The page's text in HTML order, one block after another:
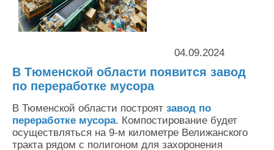
Контакты
Оставить заявку
04.09.2024
В Тюменской области появится завод
по переработке мусора
В Тюменской области построят завод по
переработке мусора. Компостирование будет
осуществляться на 9-м километре Велижанского
тракта рядом с полигоном для захоронения